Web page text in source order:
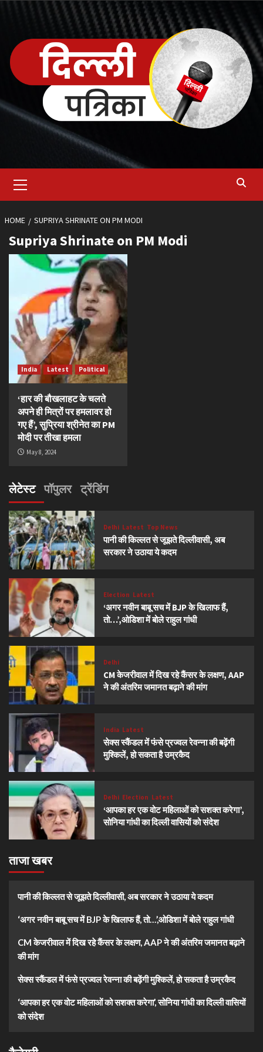
content
Menu
HOME SUPRIYA SHRINATE ON PM MODI
Supriya Shrinate on PM Modi
India Latest Political
‘हार की बौखलाहट के चलते
अपने ही मित्रों पर हमलावर हो
गए हैं’, सुप्रिया श्रीनेत का PM
मोदी पर तीखा हमला
May 8, 2024
लेटेस्ट पॉपुलर ट्रेंडिंग
Delhi Latest Top News
पानी की किल्लत से जूझते दिल्लीवासी, अब
सरकार ने उठाया ये कदम
Election Latest
‘अगर नवीन बाबू सच में BJP के खिलाफ हैं,
तो…’,ओडिशा में बोले राहुल गांधी
Delhi
CM केजरीवाल में दिख रहे कैंसर के लक्षण, AAP
ने की अंतरिम जमानत बढ़ाने की मांग
India Latest
सेक्स स्कैंडल में फंसे प्रज्वल रेवन्ना की बढ़ेंगी
मुश्किलें, हो सकता है उम्रकैद
Delhi Election Latest
‘आपका हर एक वोट महिलाओं को सशक्त करेगा’,
सोनिया गांधी का दिल्ली वासियों को संदेश
ताजा खबर
पानी की किल्लत से जूझते दिल्लीवासी, अब सरकार ने उठाया ये कदम
‘अगर नवीन बाबू सच में BJP के खिलाफ हैं, तो…’,ओडिशा में बोले राहुल गांधी
CM केजरीवाल में दिख रहे कैंसर के लक्षण, AAP ने की अंतरिम जमानत बढ़ाने
की मांग
सेक्स स्कैंडल में फंसे प्रज्वल रेवन्ना की बढ़ेंगी मुश्किलें, हो सकता है उम्रकैद
‘आपका हर एक वोट महिलाओं को सशक्त करेगा’, सोनिया गांधी का दिल्ली वासियों
को संदेश